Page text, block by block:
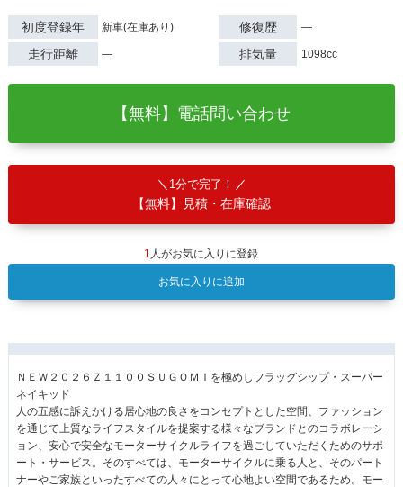
初度登録年 新車(在庫あり) 修復歴 ―
走行距離 ― 排気量 1098cc
【無料】電話問い合わせ
1分で完了！
【無料】見積・在庫確認
1 人がお気に入りに登録
お気に入りに追加
ＮＥＷ２０２６Ｚ１１００ＳＵＧＯＭＩを極めしフラッグシップ・スーパー
ネイキッド
人の五感に訴えかける居心地の良さをコンセプトとした空間、ファッション
を通じて上質なライフスタイルを提案する様々なブランドとのコラボレーシ
ョン、安心で安全なモーターサイクルライフを過ごしていただくためのサポ
ート・サービス。そのすべては、モーターサイクルに乗る人と、そのパート
ナーやご家族といったすべての人々にとって心地よい空間であるため。モー